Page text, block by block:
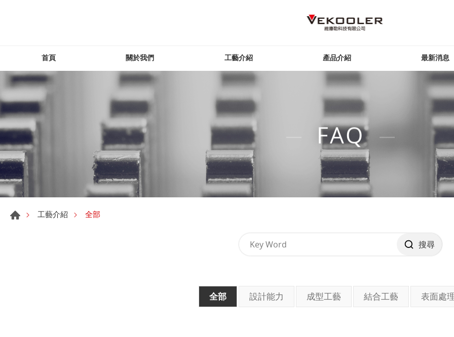
首頁 關於我們 工藝介紹 產品介紹 最新消息
FAQ
工藝介紹 全部
搜尋
全部 設計能力 成型工藝 結合工藝 表面處